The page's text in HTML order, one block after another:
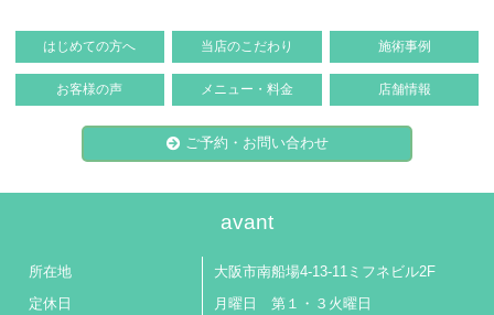
はじめての方へ 当店のこだわり 施術事例
お客様の声 メニュー・料金 店舗情報
ご予約・お問い合わせ
avant
所在地 大阪市南船場4-13-11ミフネビル2F
定休日 月曜日 第１・３火曜日